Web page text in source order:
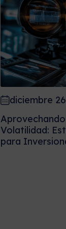
diciembre
Volatilidad:
para